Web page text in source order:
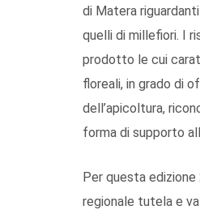
di Matera
quelli di millefiori. I
prodotto le cui
floreali, in grado di
dell’apicoltura,
forma di supporto
Per questa edizione
regionale tutela e